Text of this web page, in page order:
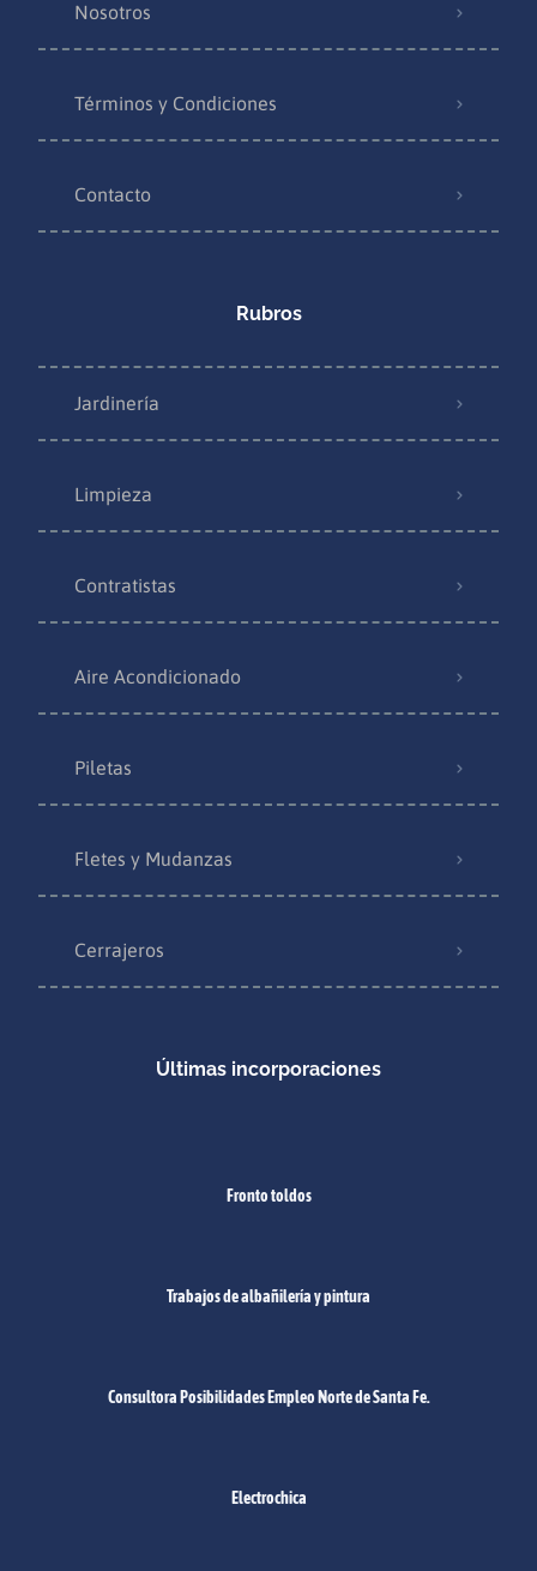
Nosotros
Términos y Condiciones
Contacto
Rubros
Jardinería
Limpieza
Contratistas
Aire Acondicionado
Piletas
Fletes y Mudanzas
Cerrajeros
Últimas incorporaciones
Fronto toldos
Trabajos de albañilería y pintura
Consultora Posibilidades Empleo Norte de Santa Fe.
Electrochica